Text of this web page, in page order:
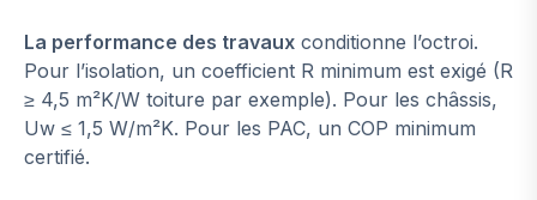
La performance des travaux conditionne l’octroi.
Pour l’isolation, un coefficient R minimum est exigé (R
≥ 4,5 m²K/W toiture par exemple). Pour les châssis,
Uw ≤ 1,5 W/m²K. Pour les PAC, un COP minimum
certifié.